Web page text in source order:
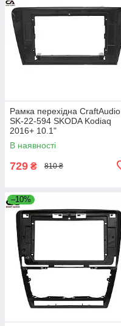
Рамка перехідна CraftAudio
SK-22-594 SKODA Kodiaq
2016+ 10.1"
В наявності
729 ₴ 810 ₴
–10%